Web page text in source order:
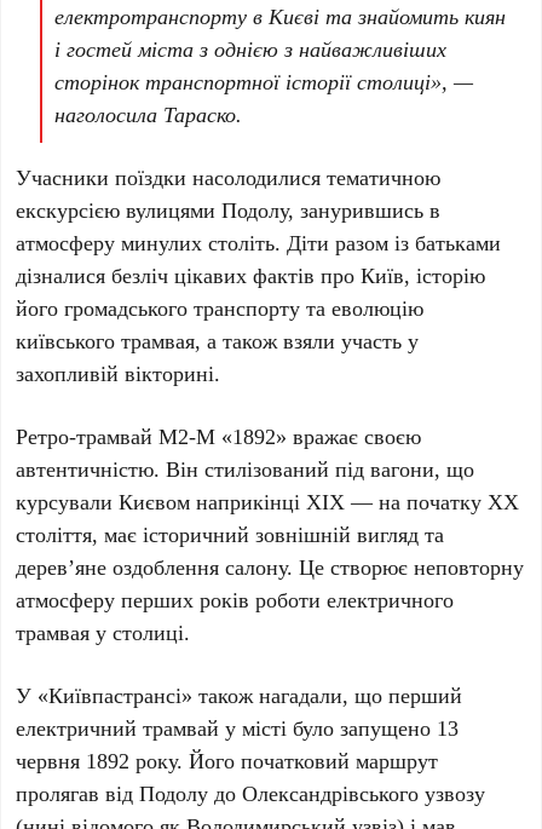
електротранспорту в Києві та знайомить киян
і гостей міста з однією з найважливіших
сторінок транспортної історії столиці», —
наголосила Тараско.
Учасники поїздки насолодилися тематичною
екскурсією вулицями Подолу, занурившись в
атмосферу минулих століть. Діти разом із батьками
дізналися безліч цікавих фактів проКиїв, історію
його громадського транспорту та еволюцію
київського трамвая, а також взяли участь у
захопливій вікторині.
Ретро-трамвай М2-М «1892» вражає своєю
автентичністю. Він стилізований під вагони, що
курсувалиКиєвом наприкінціХІХ— на початкуХХ
століття, має історичний зовнішній вигляд та
дерев’яне оздоблення салону. Це створює неповторну
атмосферу перших років роботи електричного
трамвая у столиці.
У «Київпастрансі» також нагадали, що перший
електричний трамвай у місті було запущено 13
червня 1892 року. Його початковий маршрут
пролягав відПодолу доОлександрівського узвозу